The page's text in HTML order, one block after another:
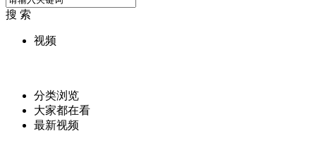
搜 索
视频
分类浏览
大家都在看
最新视频